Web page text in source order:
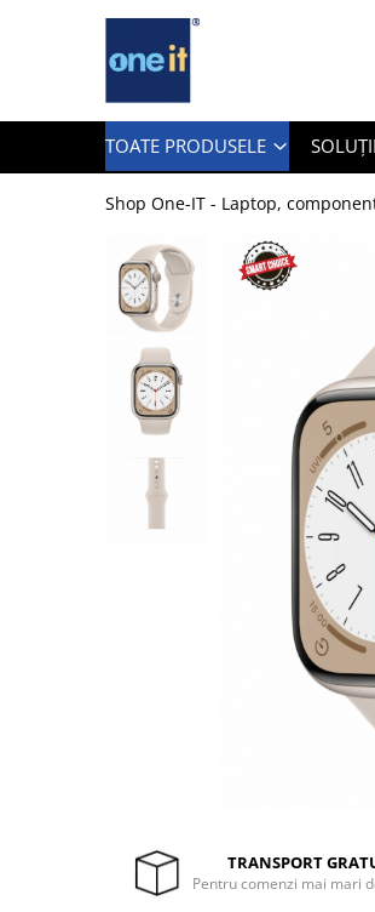
Toate Produsele
Notebook Consumer
Accesorii Laptop
Componente Laptop
Tablete & accesorii
Telefoane & accesorii
TOATE PRODUSELE
Shop One-IT - Laptop,
TRANSPORT
Pentru comenzi mai mari